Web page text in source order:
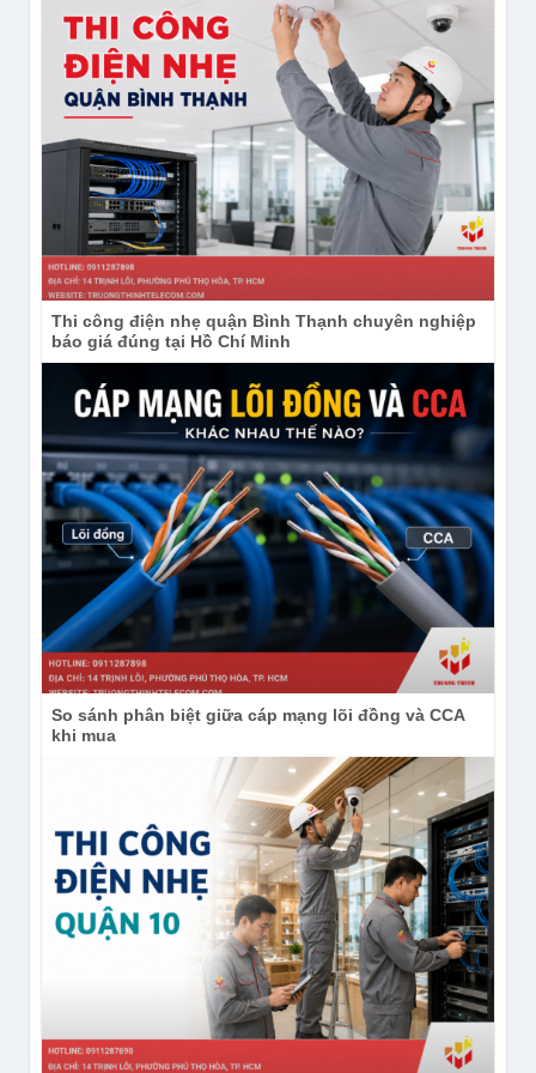
Camera dùng pin 2K 3MP TP-Link Tapo C410
Thông số kỹ thuật của TP-Link Tapo C410
Camera 3MP (2304×1296)
Cảm biến 1/2.8” CMOS Starlight, quay 15fps, nén
video H.264.
Ống kính 3.17mm, khẩu độ F1.65, góc nhìn rộng
125° chéo, 111° ngang, 56° dọc.
Tầm nhìn ban đêm 9.1m với đèn hồng ngoại
850nm và Full-Color Night Vision bằng 2 đèn
spotlight.
Mic và loa tích hợp, đàm thoại hai chiều, còi báo
94 dB gần camera.
Tính năng AI phát hiện chuyển động, người, và
vùng hoạt động, báo động kèm hình ảnh.
Kết nối Wi-Fi 2.4 GHz chuẩn IEEE 802.11b/g/n,
Thi công điện nhẹ quận Bình Thạnh chuyên nghiệp
báo giá đúng tại Hồ Chí Minh
So sánh phân biệt giữa cáp mạng lõi đồng và CCA
khi mua